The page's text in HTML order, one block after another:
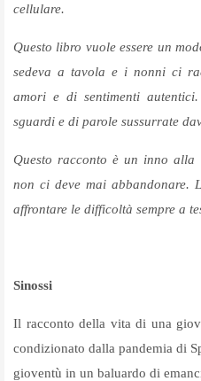
cellulare.
Questo libro vuole essere un
sedeva a tavola e i nonni ci
amori e di sentimenti
sguardi e di parole sussurrate
Questo racconto è un inno
non ci deve mai abbandonare.
affrontare le difficoltà sempre a
Sinossi
Il racconto della vita di una
condizionato dalla pandemia di
gioventù in un baluardo di